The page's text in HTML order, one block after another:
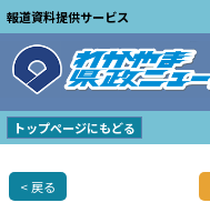
報道資料提供サービス
トップページにもどる
< 戻る